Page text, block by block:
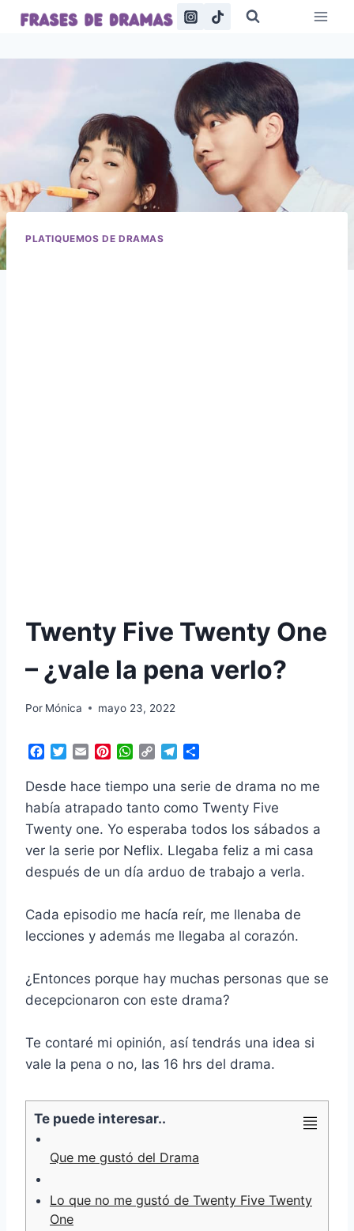
Saltar
PLATIQUEMOS DE DRAMAS
Twenty Five Twenty One
– ¿vale la pena verlo?
Por Mónica mayo 23, 2022
c
b
o
o
t
e
r
a
l
n
t
e
r
e
t
W
a
t
s
A
p
p
C
p
L
i
n
g
r
a
m
m
p
a
r
t
r
Desde hace tiempo una serie de drama no me
había atrapado tanto como Twenty Five
Twenty one. Yo esperaba todos los sábados a
ver la serie por Neflix. Llegaba feliz a mi casa
después de un día arduo de trabajo a verla.
Cada episodio me hacía reír, me llenaba de
lecciones y además me llegaba al corazón.
¿Entonces porque hay muchas personas que se
decepcionaron con este drama?
Te contaré mi opinión, así tendrás una idea si
vale la pena o no, las 16 hrs del drama.
Te puede interesar..
Que me gustó del Drama
Lo que no me gustó de Twenty Five Twenty
One